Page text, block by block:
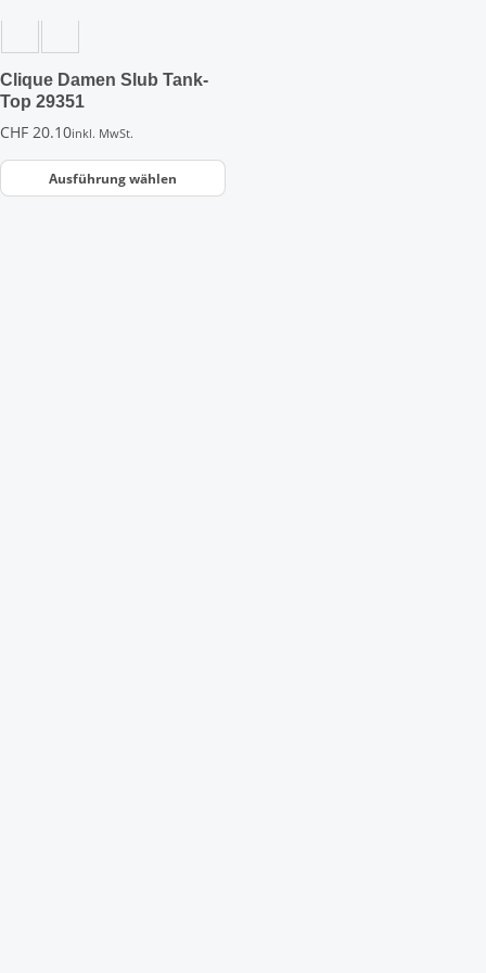
Clique Damen Slub Tank-
Top 29351
CHF 20.10inkl. MwSt.
Ausführung wählen
können
auf
der
Produktseite
gewählt
werden